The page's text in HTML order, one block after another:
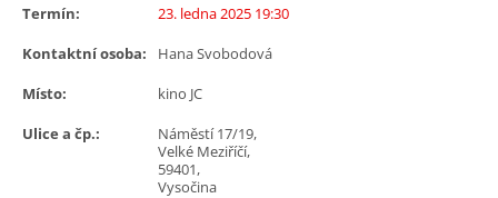
Termín:
23. ledna 2025 19:30
Kontaktní osoba:
Hana Svobodová
Místo:
kino JC
Ulice a čp.:
Náměstí 17/19,
Velké Meziříčí,
59401,
Vysočina